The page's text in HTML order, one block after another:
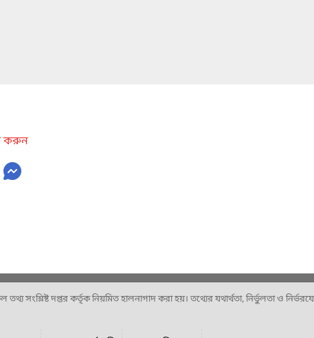
করুন
সংশ্লিষ্ট দপ্তর কর্তৃক নিয়মিত হালনাগাদ করা হয়। তথ্যের যথার্থতা, নির্ভুলতা ও